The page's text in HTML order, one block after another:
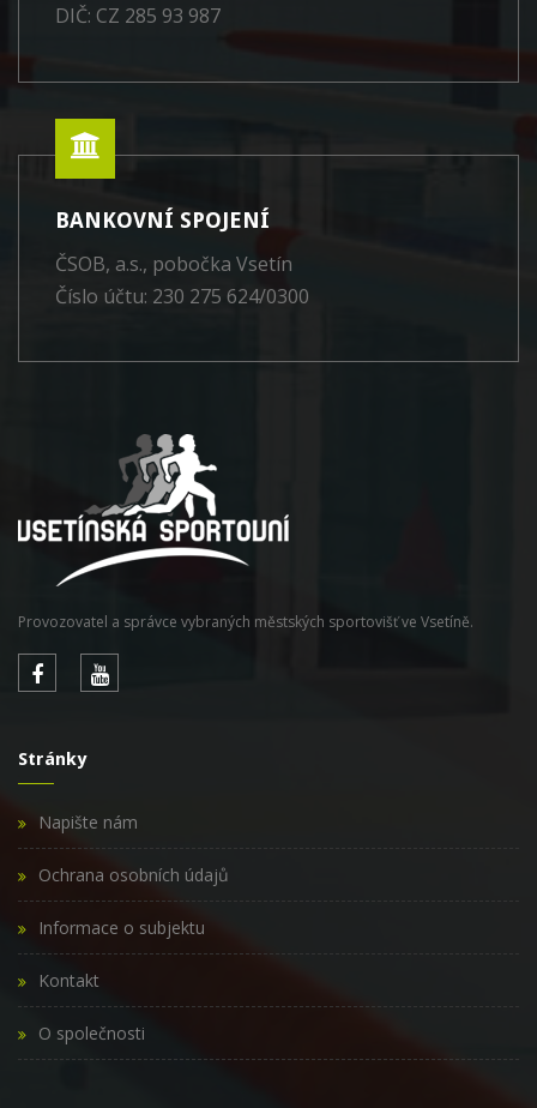
DIČ: CZ 285 93 987
BANKOVNÍ SPOJENÍ
ČSOB, a.s., pobočka Vsetín
Číslo účtu: 230 275 624/0300
Provozovatel a správce vybraných městských sportovišť ve Vsetíně.
Stránky
Napište nám
Ochrana osobních údajů
Informace o subjektu
Kontakt
O společnosti